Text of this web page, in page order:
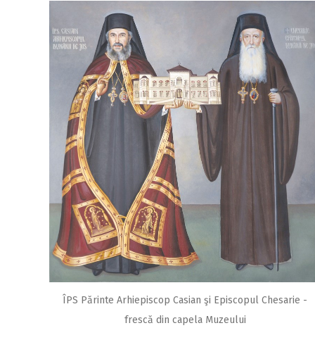
ÎPS Părinte Arhiepiscop Casian şi Episcopul Chesarie -
frescă din capela Muzeului